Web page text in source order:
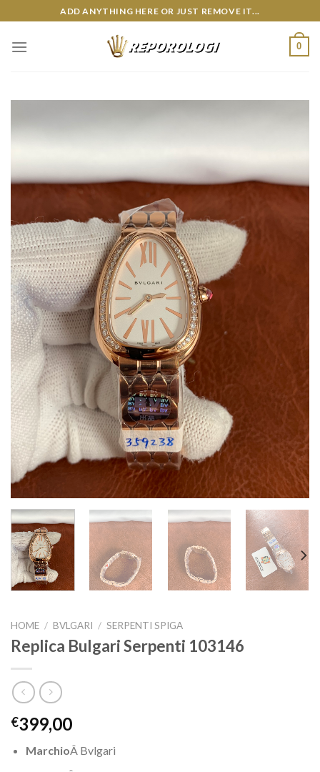
to
content
ADD ANYTHING HERE OR JUST REMOVE IT...
0
HOME / BVLGARI / SERPENTI SPIGA
Replica Bulgari Serpenti 103146
€399,00
MarchioÂ Bvlgari